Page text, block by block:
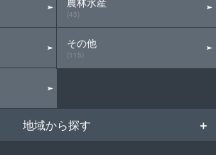
(43)
その他
(115)
地域から探す